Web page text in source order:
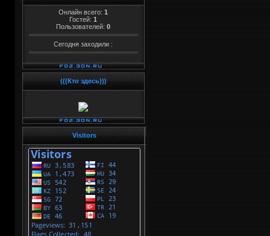
Онлайн всего: 1
Гостей: 1
Пользователей: 0
Сегодня заходили :
(((Кто здесь)))
Visitors